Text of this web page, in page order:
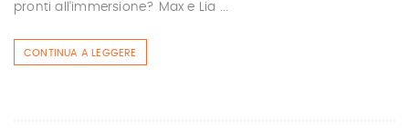
pronti all'immersione? Max e Lia ...
CONTINUA A LEGGERE